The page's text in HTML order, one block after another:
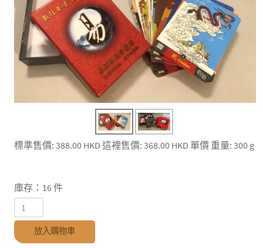
標準售價: 388.00 HKD 這裡售價: 368.00 HKD 單價 重量: 300 g
庫存：16 件
放入購物車